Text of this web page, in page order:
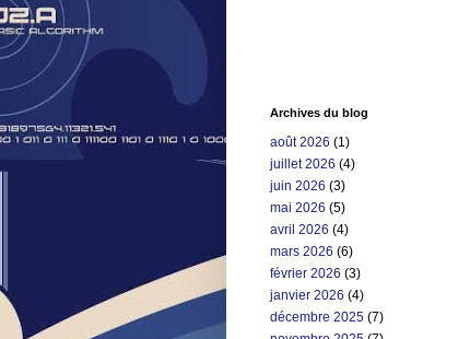
Archives du blog
août 2026 (1)
juillet 2026 (4)
juin 2026 (3)
mai 2026 (5)
avril 2026 (4)
mars 2026 (6)
février 2026 (3)
janvier 2026 (4)
décembre 2025 (7)